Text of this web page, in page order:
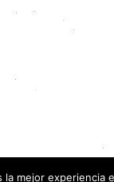
la mejor experiencia